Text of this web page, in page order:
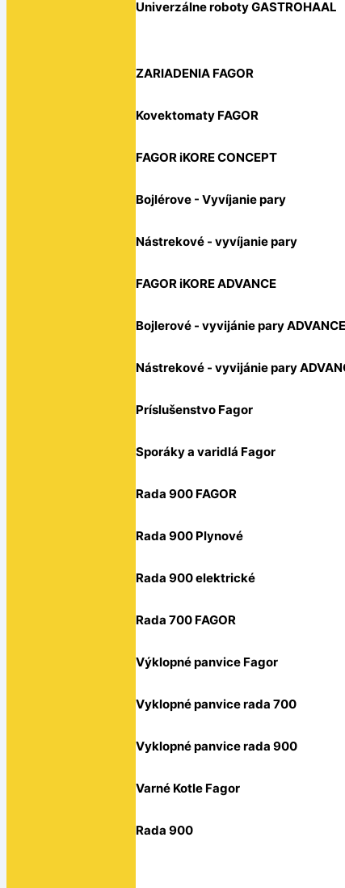
Univerzálne roboty GASTROHAAL
ZARIADENIA FAGOR
Kovektomaty FAGOR
FAGOR iKORE CONCEPT
Bojlérove - Vyvíjanie pary
Nástrekové - vyvíjanie pary
FAGOR iKORE ADVANCE
Bojlerové - vyvijánie pary ADVANCE
Nástrekové - vyvijánie pary
Príslušenstvo Fagor
Sporáky a varidlá Fagor
Rada 900 FAGOR
Rada 900 Plynové
Rada 900 elektrické
Rada 700 FAGOR
Výklopné panvice Fagor
Vyklopné panvice rada 700
Vyklopné panvice rada 900
Varné Kotle Fagor
Rada 900